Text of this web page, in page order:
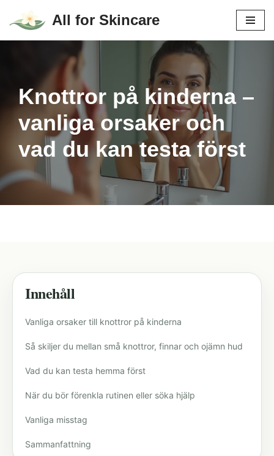
Hoppa
All for Skincare
Knottror på kinderna –
vanliga orsaker och
vad du kan testa först
Innehåll
Vanliga orsaker till knottror på kinderna
Så skiljer du mellan små knottror, finnar och ojämn hud
Vad du kan testa hemma först
När du bör förenkla rutinen eller söka hjälp
Vanliga misstag
Sammanfattning